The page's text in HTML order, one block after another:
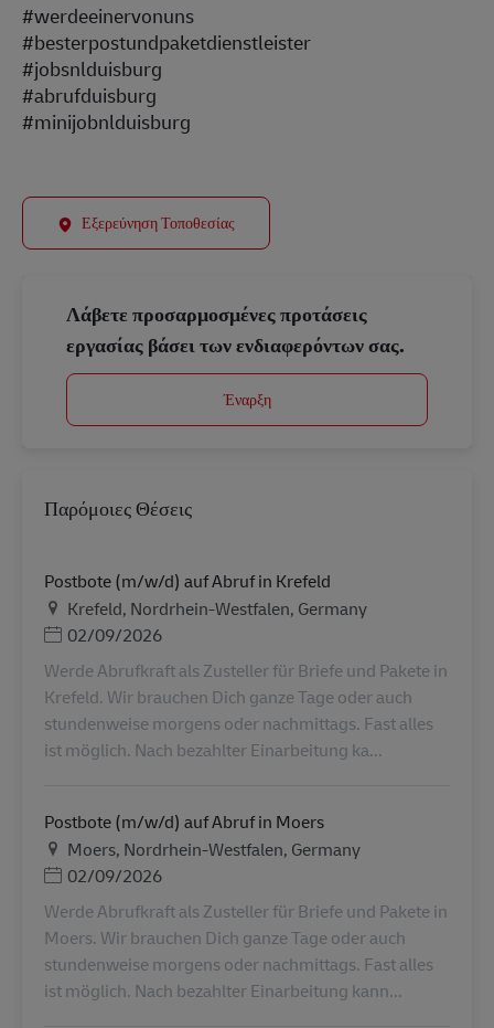
#werdeeinervonuns
#besterpostundpaketdienstleister
#jobsnlduisburg
#abrufduisburg
#minijobnlduisburg
Εξερεύνηση Τοποθεσίας
Λάβετε προσαρμοσμένες προτάσεις
εργασίας βάσει των ενδιαφερόντων σας.
Έναρξη
Παρόμοιες Θέσεις
Postbote (m/w/d) auf Abruf in Krefeld
Τοποθεσία
Krefeld, Nordrhein-Westfalen, Germany
Ημερομηνία Ανάρτησης
02/09/2026
Werde Abrufkraft als Zusteller für Briefe und Pakete in
Krefeld. Wir brauchen Dich ganze Tage oder auch
stundenweise morgens oder nachmittags. Fast alles
ist möglich. Nach bezahlter Einarbeitung ka...
Postbote (m/w/d) auf Abruf in Moers
Τοποθεσία
Moers, Nordrhein-Westfalen, Germany
Ημερομηνία Ανάρτησης
02/09/2026
Werde Abrufkraft als Zusteller für Briefe und Pakete in
Moers. Wir brauchen Dich ganze Tage oder auch
stundenweise morgens oder nachmittags. Fast alles
ist möglich. Nach bezahlter Einarbeitung kann...